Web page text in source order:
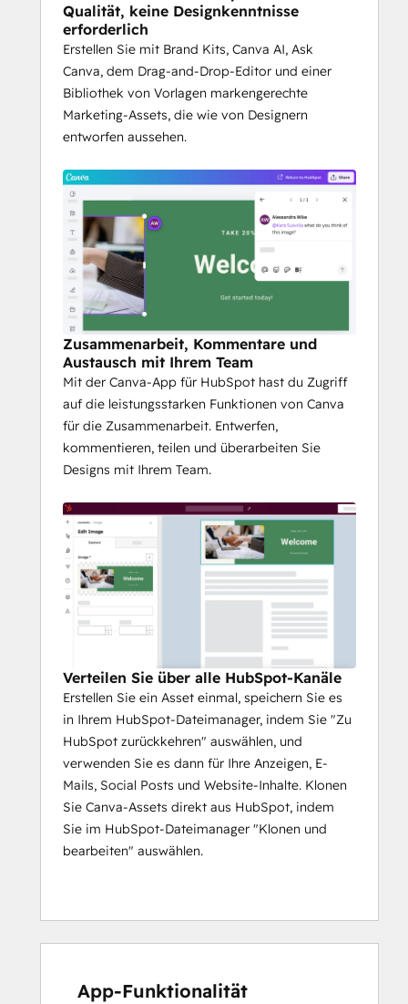
Qualität, keine Designkenntnisse
erforderlich
Erstellen Sie mit Brand Kits, Canva AI, Ask
Canva, dem Drag-and-Drop-Editor und einer
Bibliothek von Vorlagen markengerechte
Marketing-Assets, die wie von Designern
entworfen aussehen.
Zusammenarbeit, Kommentare und
Austausch mit Ihrem Team
Mit der Canva-App für HubSpot hast du Zugriff
auf die leistungsstarken Funktionen von Canva
für die Zusammenarbeit. Entwerfen,
kommentieren, teilen und überarbeiten Sie
Designs mit Ihrem Team.
Verteilen Sie über alle HubSpot-Kanäle
Erstellen Sie ein Asset einmal, speichern Sie es
in Ihrem HubSpot-Dateimanager, indem Sie "Zu
HubSpot zurückkehren" auswählen, und
verwenden Sie es dann für Ihre Anzeigen, E-
Mails, Social Posts und Website-Inhalte. Klonen
Sie Canva-Assets direkt aus HubSpot, indem
Sie im HubSpot-Dateimanager "Klonen und
bearbeiten" auswählen.
App-Funktionalität